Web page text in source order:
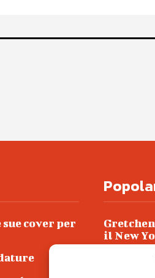
cover per
il New
Ancora